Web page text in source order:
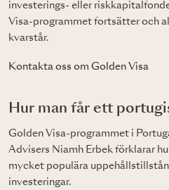
investerings- eller
Visa-programmet fortsätter och
kvarstår.
Kontakta oss om Golden Visa
Hur man får ett
Golden Visa-programmet i
Advisers Niamh Erbek förklarar
mycket populära
investeringar.